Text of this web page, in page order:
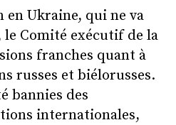
en Ukraine, qui ne va
le Comité exécutif de la
franches quant à
russes et biélorusses.
bannies des
internationales,